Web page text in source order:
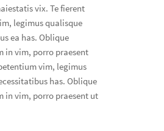
vix. Te fierent
legimus qualisque
ea has. Oblique
in vim, porro praesent
vim, legimus
has. Oblique
in vim, porro praesent ut